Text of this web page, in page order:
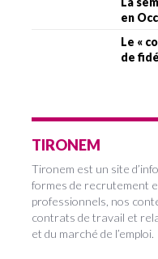
en
Le «
de
TIRONEM
Tironem est un site
formes de recrutement
professionnels, nos
contrats de travail et
et du marché de l’emploi.